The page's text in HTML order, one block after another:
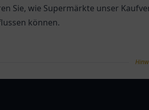
Sie, wie Supermärkte unser
können.